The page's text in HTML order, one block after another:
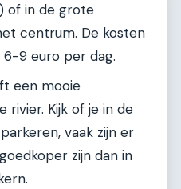
of in de grote
centrum. De kosten
6-9 euro per dag.
een mooie
rivier. Kijk of je in de
vaak zijn er
zijn dan in